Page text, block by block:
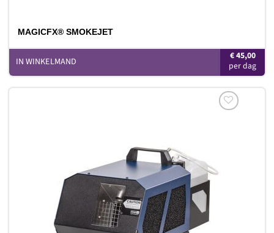
MAGICFX® SMOKEJET
€45,00
IN WINKELMAND